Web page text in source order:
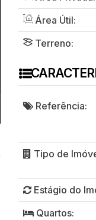
Área Útil:
Terreno:
Referência:
Tipo de
Estágio do
Quartos: